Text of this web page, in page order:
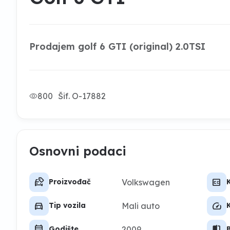
Prodajem golf 6 GTI (original) 2.0TSI
800 Šif. O-17882
Osnovni podaci
car_tag Proizvođač Volkswagen
directions_car Tip vozila Mali auto
closed_caption
speed